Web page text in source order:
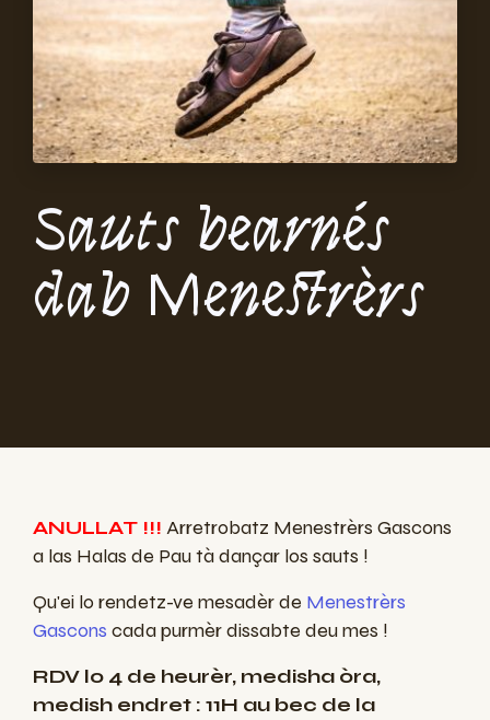
Sauts bearnés
dab Menestrèrs
ANULLAT !!! Arretrobatz Menestrèrs Gascons
a las Halas de Pau tà dançar los sauts !
Qu'ei lo rendetz-ve mesadèr de Menestrèrs
Gascons cada purmèr dissabte deu mes !
RDV lo 4 de heurèr, medisha òra,
medish endret : 11H au bec de la